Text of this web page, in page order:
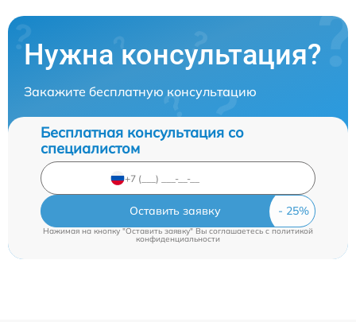
Нужна консультация?
Закажите бесплатную консультацию
Бесплатная консультация со
специалистом
Оставить заявку
Нажимая на кнопку "Оставить заявку" Вы соглашаетесь c политикой
конфиденциальности